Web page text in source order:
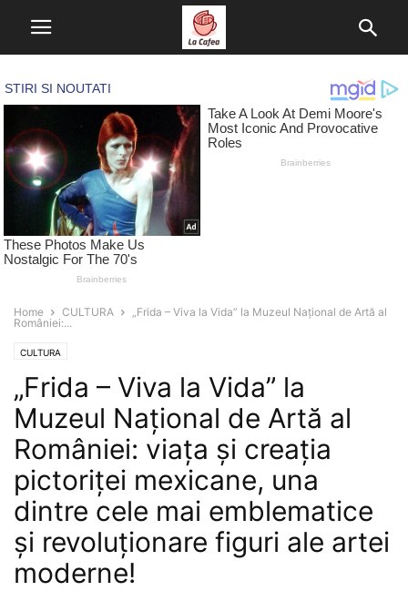
Home CULTURA
„Frida – Viva la Vida” la Muzeul Național de Artă al
României:...
CULTURA
„Frida – Viva la Vida” la
Muzeul Național de Artă al
României: viața și creația
pictoriței mexicane, una
dintre cele mai emblematice
și revoluționare figuri ale artei
moderne!